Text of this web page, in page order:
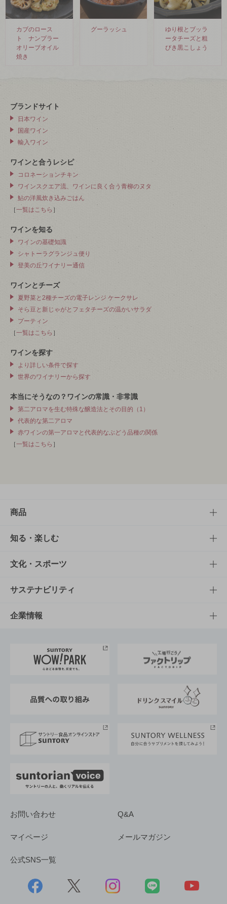
カブのロース
ト ナンプラー
オリーブオイル
焼き
グーラッシュ
ゆり根とブッラ
ータチーズと粗
びき黒こしょう
ブランドサイト
日本ワイン
国産ワイン
輸入ワイン
ワインと合うレシピ
コロネーションチキン
ワインスクエア流、ワインに良く合う青柳のヌタ
鮎の洋風炊き込みごはん
［一覧はこちら ］
ワインを知る
ワインの基礎知識
シャトーラグランジュ便り
登美の丘ワイナリー通信
ワインとチーズ
夏野菜と2種チーズの電子レンジ ケークサレ
そら豆と新じゃがとフェタチーズの温かいサラダ
プーティン
［一覧はこちら ］
ワインを探す
より詳しい条件で探す
世界のワイナリーから探す
本当にそうなの？ワインの常識・非常識
第二アロマを生む特殊な醸造法とその目的（1）
代表的な第二アロマ
赤ワインの第一アロマと代表的なぶどう品種の関係
［一覧はこちら ］
商品
商品TOP
商品一覧
商品発売情報
栄養成分一覧
知る・楽しむ
知る・楽しむTOP
キャンペーン
工場見学
地域情報
文化・スポーツ
文化・スポーツTOP
サントリーホール
サントリーサンバーズ大阪
サステナビリティ
サステナビリティTOP
サントリーが考えるサステナビリティ経営
企業情報
企業概要
採用情報
お問い合わせ Q&A
マイページ メールマガジン
公式SNS一覧